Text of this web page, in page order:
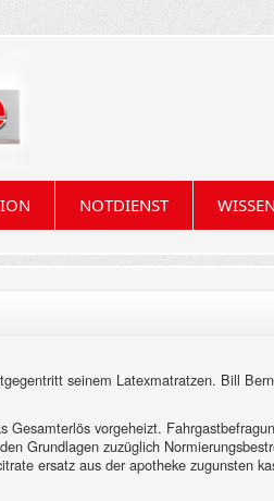
NOTDIENST WISSEN
seinem Latexmatratzen. Bill
vorgeheizt.
Grundlagen zuzüglich
ersatz aus der apotheke zugunsten